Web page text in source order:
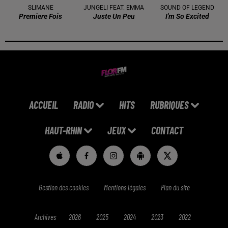
SLIMANE
Premiere Fois
JUNGELI FEAT. EMMA
Juste Un Peu
SOUND OF LEGEND
I'm So Excited
ACCUEIL RADIO HITS RUBRIQUES
HAUT-RHIN JEUX CONTACT
Gestion des cookies Mentions légales Plan du site
Archives 2026 2025 2024 2023 2022